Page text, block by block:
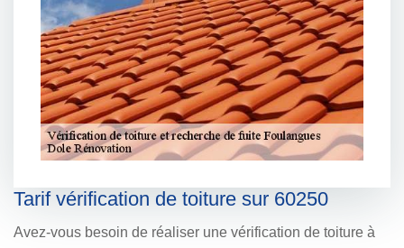
Tarif vérification de toiture sur 60250
Avez-vous besoin de réaliser une vérification de toiture à